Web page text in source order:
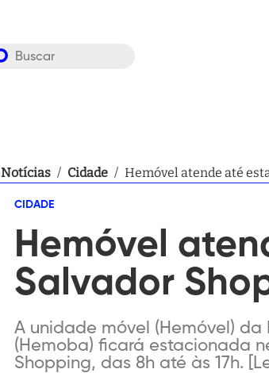
Notícias / Cidade / Hemóvel atende até
CIDADE
Hemóvel
Salvador
A unidade móvel (Hemóvel)
(Hemoba) ficará estacionada
Shopping, das 8h até às 17h.